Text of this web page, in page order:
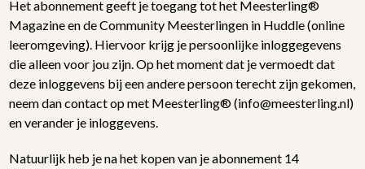
Log in
Contact
Het abonnement geeft je toegang tot het Meesterling®
Magazine en de Community Meesterlingen in Huddle (online
leeromgeving). Hiervoor krijg je persoonlijke inloggegevens
die alleen voor jou zijn. Op het moment dat je vermoedt dat
deze inloggevens bij een andere persoon terecht zijn gekomen,
neem dan contact op met Meesterling® (info@meesterling.nl)
en verander je inloggevens.
Natuurlijk heb je na het kopen van je abonnement 14